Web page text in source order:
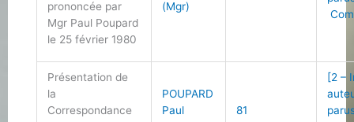
prononcée par
Mgr Paul Poupard
le 25 février 1980
(Mgr)
Présentation de
la
Correspondance
POUPARD
Paul
81
[2 –